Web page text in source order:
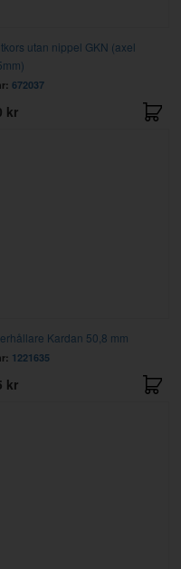
utan nippel GKN (axel
672037
kr
Kardan 50,8 mm
1221635
kr